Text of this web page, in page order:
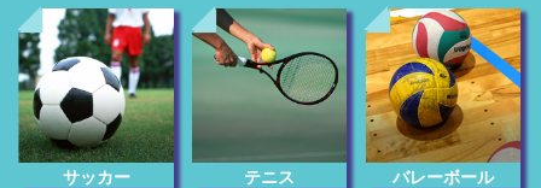
サッカー テニス バレーボール